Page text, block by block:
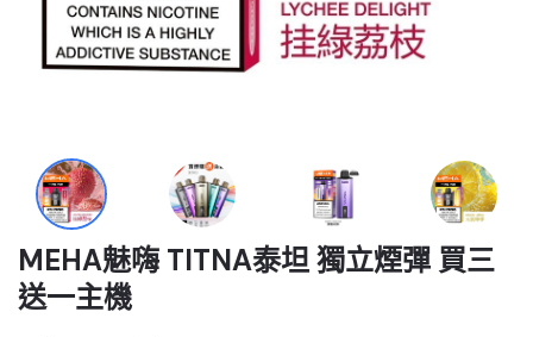
MEHA魅嗨 TITNA泰坦 獨立煙彈 買三
送一主機